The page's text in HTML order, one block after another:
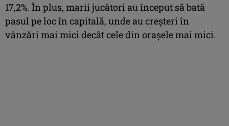
17,2%. În plus, marii jucători au început să bată
pasul pe loc în capitală, unde au creșteri în
vânzări mai mici decât cele din orașele mai mici.